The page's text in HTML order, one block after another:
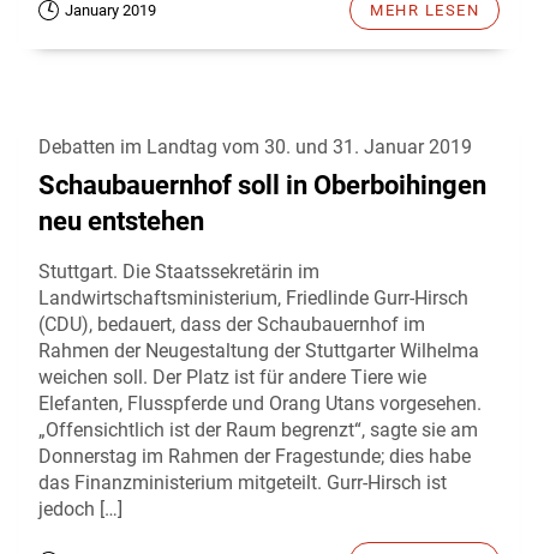
January 2019 MEHR LESEN
Debatten im Landtag vom 30. und 31. Januar 2019
Schaubauernhof soll in Oberboihingen
neu entstehen
Stuttgart. Die Staatssekretärin im
Landwirtschaftsministerium, Friedlinde Gurr-Hirsch
(CDU), bedauert, dass der Schaubauernhof im
Rahmen der Neugestaltung der Stuttgarter Wilhelma
weichen soll. Der Platz ist für andere Tiere wie
Elefanten, Flusspferde und Orang Utans vorgesehen.
„Offensichtlich ist der Raum begrenzt“, sagte sie am
Donnerstag im Rahmen der Fragestunde; dies habe
das Finanzministerium mitgeteilt. Gurr-Hirsch ist
jedoch […]